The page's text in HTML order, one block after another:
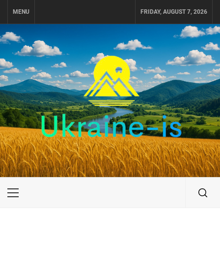
MENU FRIDAY, AUGUST 7, 2026
UKRAINE-IS
ПУТЕШЕСТВИЕ ПО УКРАИНЕ
Primary